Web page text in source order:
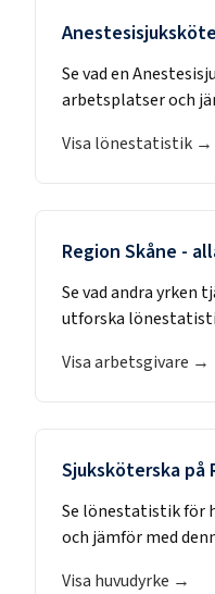
Se vad en
arbetsplatser och
Visa lönestatistik →
Region Skåne -
Se vad andra yrken
utforska
Visa arbetsgivare →
Sjuksköterska på
Se lönestatistik för
och jämför med
Visa huvudyrke →